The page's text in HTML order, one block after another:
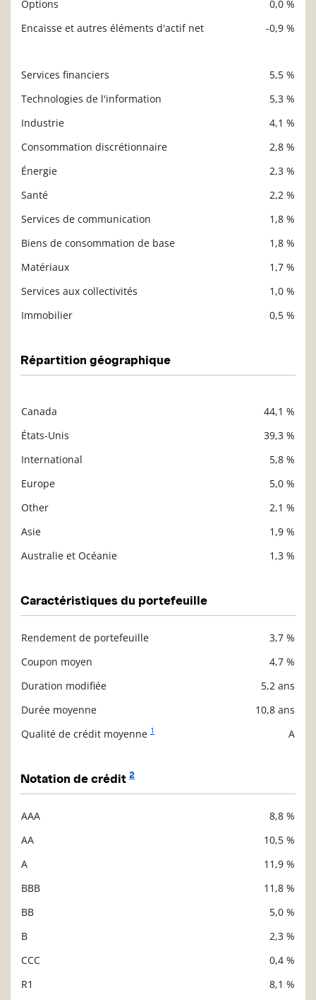
Options
0,0 %
Encaisse et autres éléments d'actif net
-0,9 %
Services financiers
5,5 %
Technologies de l'information
5,3 %
Industrie
4,1 %
Consommation discrétionnaire
2,8 %
Énergie
2,3 %
Santé
2,2 %
Services de communication
1,8 %
Biens de consommation de base
1,8 %
Matériaux
1,7 %
Services aux collectivités
1,0 %
Immobilier
0,5 %
Répartition géographique
Canada
44,1 %
États-Unis
39,3 %
International
5,8 %
Europe
5,0 %
Other
2,1 %
Asie
1,9 %
Australie et Océanie
1,3 %
Caractéristiques du portefeuille
Rendement de portefeuille
3,7 %
Coupon moyen
4,7 %
Duration modifiée
5,2 ans
Durée moyenne
10,8 ans
Qualité de crédit moyenne 1 A
Notation de crédit 2
AAA
8,8 %
AA
10,5 %
A
11,9 %
BBB
11,8 %
BB
5,0 %
B
2,3 %
CCC
0,4 %
R1
8,1 %